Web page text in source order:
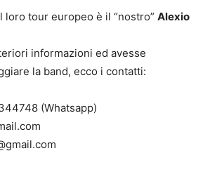
loro tour europeo è il “nostro” Alexio
informazioni ed avesse
la band, ecco i contatti:
(Whatsapp)